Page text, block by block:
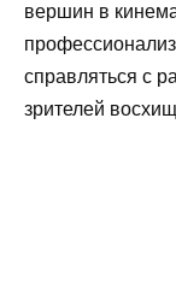
вершин в
справляться с
зрителей